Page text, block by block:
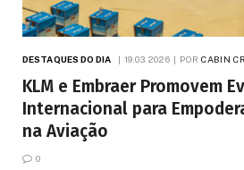
DESTAQUES DO DIA 19.03.2026 POR CABIN
KLM e Embraer Promovem
Internacional para
na Aviação
0